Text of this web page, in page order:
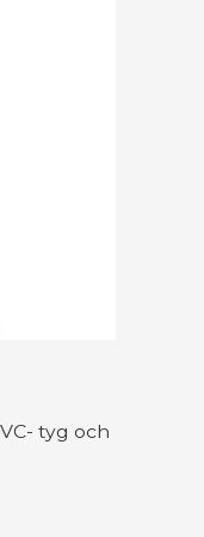
tyg och